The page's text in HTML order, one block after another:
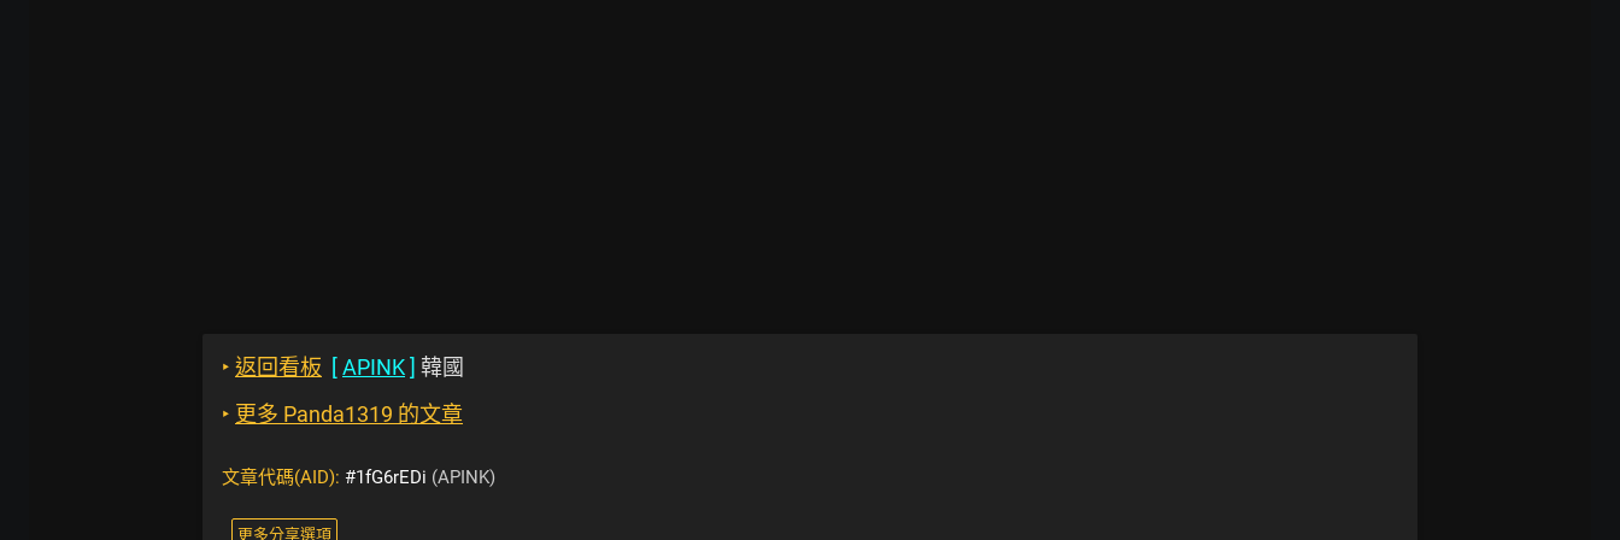
‣ 返回看板 [APINK] 韓國
‣ 更多 Panda1319 的文章
文章代碼(AID): #1fG6rEDi (APINK)
更多分享選項